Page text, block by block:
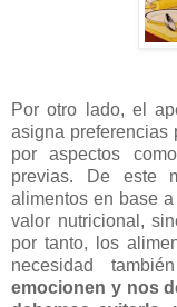
Por otro lado, el
asigna preferencias
por aspectos
previas. De este
alimentos en base
valor nutricional,
por tanto, los
necesidad
emocionen y nos